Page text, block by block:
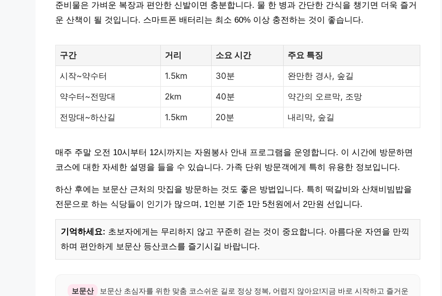
준비물은 가벼운 복장과 편안한 신발이면 충분합니다. 물 한 병과 간단한 간식을 챙기면 더욱 즐거
운 산책이 될 것입니다. 스마트폰 배터리는 최소 60% 이상 충전하는 것이 좋습니다.
구간 거리 소요 시간 주요 특징
시작~약수터 1.5km 30분 완만한 경사, 숲길
약수터~전망대 2km 40분 약간의 오르막, 조망
전망대~하산길 1.5km 20분 내리막, 숲길
매주 주말 오전 10시부터 12시까지는 자원봉사 안내 프로그램을 운영합니다. 이 시간에 방문하면
코스에 대한 자세한 설명을 들을 수 있습니다. 가족 단위 방문객에게 특히 유용한 정보입니다.
하산 후에는 보문산 근처의 맛집을 방문하는 것도 좋은 방법입니다. 특히 떡갈비와 산채비빔밥을
전문으로 하는 식당들이 인기가 많으며, 1인분 기준 1만 5천원에서 2만원 선입니다.
기억하세요: 초보자에게는 무리하지 않고 꾸준히 걷는 것이 중요합니다. 아름다운 자연을 만끽
하며 편안하게 보문산 등산코스를 즐기시길 바랍니다.
보문산 보문산 초심자를 위한 맞춤 코스쉬운 길로 정상 정복, 어렵지 않아요!지금 바로 시작하고 즐거운